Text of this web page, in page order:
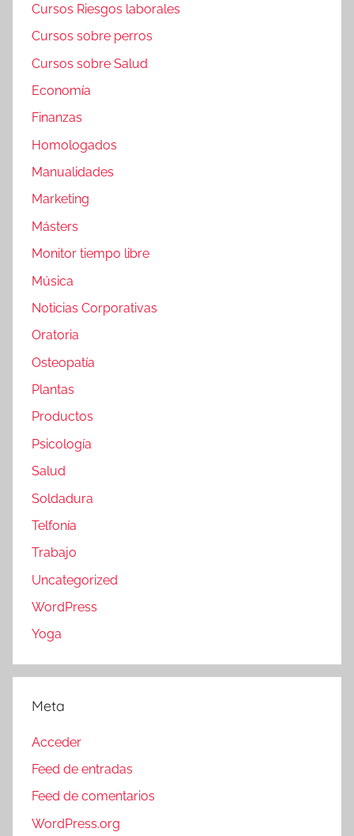
Cursos Riesgos laborales
Cursos sobre perros
Cursos sobre Salud
Economía
Finanzas
Homologados
Manualidades
Marketing
Másters
Monitor tiempo libre
Música
Noticias Corporativas
Oratoria
Osteopatía
Plantas
Productos
Psicología
Salud
Soldadura
Telfonía
Trabajo
Uncategorized
WordPress
Yoga
Meta
Acceder
Feed de entradas
Feed de comentarios
WordPress.org